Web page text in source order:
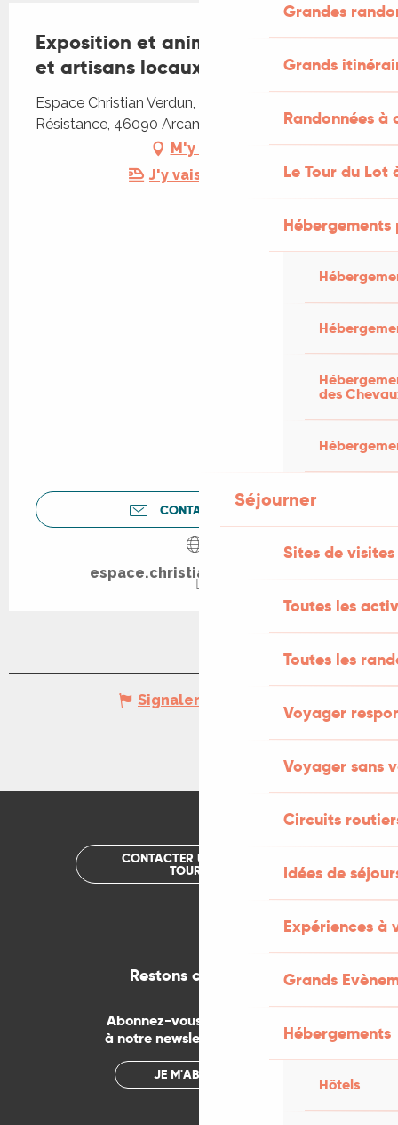
Grandes
Grands
Randonnées
Le Tour du Lot
des
Séjourner
Sites de visites
Toutes les
Toutes les
Voyager
Voyager sans
Circuits
Idées de
Expériences à
Grands
Hébergements
Hôtels
Exposition et animations d'artistes
et artisans locaux
Espace Christian Verdun, 207 Rue de la
Résistance, 46090 Arcambal
M'y rendre
J'y vais en train !
CONTACTEZ-NOUS
espace.christian-verdun.com
Signaler une erreur
CONTACTER UN OFFICE DE
TOURISME
Restons connectés
Abonnez-vous gratuitement
à notre newsletter mensuelle
JE M'ABONNE